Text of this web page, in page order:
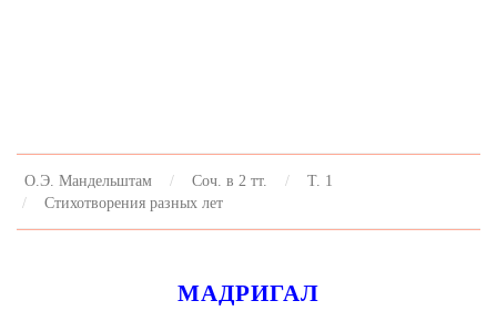
О.Э. Мандельштам Соч. в 2 тт.
Т. 1
Стихотворения разных лет
МАДРИГАЛ